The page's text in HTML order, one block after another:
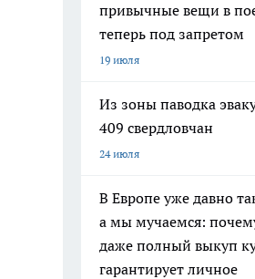
привычные вещи в
теперь под запретом
19 июля
Из зоны паводка
409 свердловчан
24 июля
В Европе уже давно
а мы мучаемся:
даже полный выкуп
гарантирует личное